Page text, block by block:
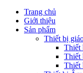
Trang chủ
Giới thiệu
Sản phẩm
Thiết bị
Thiết
Thiết
Thiết